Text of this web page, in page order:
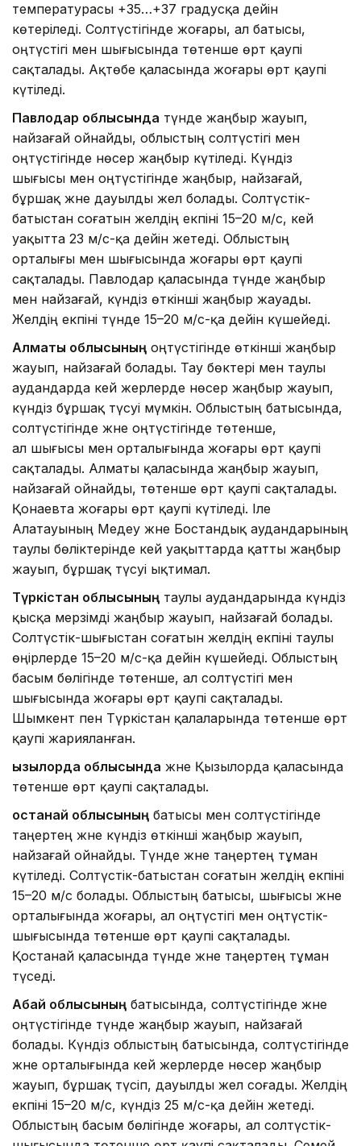
температурасы +35…+37 градусқа дейін
көтеріледі. Солтүстігінде жоғары, ал батысы,
оңтүстігі мен шығысында төтенше өрт қаупі
сақталады. Ақтөбе қаласында жоғары өрт қаупі
күтіледі.
Павлодар облысында түнде жаңбыр жауып,
найзағай ойнайды, облыстың солтүстігі мен
оңтүстігінде нөсер жаңбыр күтіледі. Күндіз
шығысы мен оңтүстігінде жаңбыр, найзағай,
бұршақ және дауылды жел болады. Солтүстік-
батыстан соғатын желдің екпіні 15–20 м/с, кей
уақытта 23 м/с-қа дейін жетеді. Облыстың
орталығы мен шығысында жоғары өрт қаупі
сақталады. Павлодар қаласында түнде жаңбыр
мен найзағай, күндіз өткінші жаңбыр жауады.
Желдің екпіні түнде 15–20 м/с-қа дейін күшейеді.
Алматы облысының оңтүстігінде өткінші жаңбыр
жауып, найзағай болады. Тау бөктері мен таулы
аудандарда кей жерлерде нөсер жаңбыр жауып,
күндіз бұршақ түсуі мүмкін. Облыстың батысында,
солтүстігінде және оңтүстігінде төтенше,
ал шығысы мен орталығында жоғары өрт қаупі
сақталады. Алматы қаласында жаңбыр жауып,
найзағай ойнайды, төтенше өрт қаупі сақталады.
Қонаевта жоғары өрт қаупі күтіледі. Іле
Алатауының Медеу және Бостандық аудандарының
таулы бөліктерінде кей уақыттарда қатты жаңбыр
жауып, бұршақ түсуі ықтимал.
Түркістан облысының таулы аудандарында күндіз
қысқа мерзімді жаңбыр жауып, найзағай болады.
Солтүстік-шығыстан соғатын желдің екпіні таулы
өңірлерде 15–20 м/с-қа дейін күшейеді. Облыстың
басым бөлігінде төтенше, ал солтүстігі мен
шығысында жоғары өрт қаупі сақталады.
Шымкент пен Түркістан қалаларында төтенше өрт
қаупі жарияланған.
Қызылорда облысында және Қызылорда қаласында
төтенше өрт қаупі сақталады.
Қостанай облысының батысы мен солтүстігінде
таңертең және күндіз өткінші жаңбыр жауып,
найзағай ойнайды. Түнде және таңертең тұман
күтіледі. Солтүстік-батыстан соғатын желдің екпіні
15–20 м/с болады. Облыстың батысы, шығысы және
орталығында жоғары, ал оңтүстігі мен оңтүстік-
шығысында төтенше өрт қаупі сақталады.
Қостанай қаласында түнде және таңертең тұман
түседі.
Абай облысының батысында, солтүстігінде және
оңтүстігінде түнде жаңбыр жауып, найзағай
болады. Күндіз облыстың батысында, солтүстігінде
және орталығында кей жерлерде нөсер жаңбыр
жауып, бұршақ түсіп, дауылды жел соғады. Желдің
екпіні 15–20 м/с, күндіз 25 м/с-қа дейін жетеді.
Облыстың басым бөлігінде жоғары, ал солтүстік-